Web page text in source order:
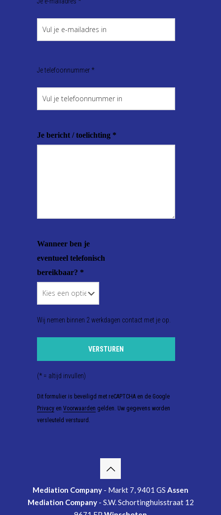
Je telefoonnummer *
Je bericht / toelichting *
Wanneer ben je
eventueel telefonisch
bereikbaar? *
Wij nemen binnen 2 werkdagen contact met je op.
(* = altijd invullen)
Dit formulier is beveiligd met reCAPTCHA en de Google
Privacy en Voorwaarden gelden. Uw gegevens worden
versleuteld verstuurd.
Mediation Company - Markt 7, 9401 GS Assen
Mediation Company- S.W. Schortinghuisstraat 12